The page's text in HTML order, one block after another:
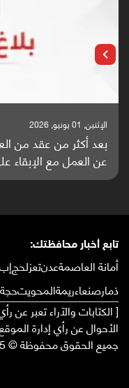
الإثنين, 25 مايو, 2026
باحثون من اليمن
واعدة منشورة عالميا
تابع أخبار محافظتك:
أمانة العاصمةعدنتعزلحجإب
ذمارصنعاءريمةالمحويتحجة
[ الكتابات والآراء تعبر
الأحوال عن رأي إدارة
جميع الحقوق محفوظة © 2015 - 2026